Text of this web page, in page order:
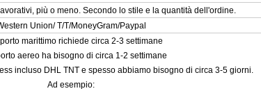
più o meno. Secondo lo stile e la quantità dell'ordine.
Union/ T/T/MoneyGram/Paypal
marittimo richiede circa 2-3 settimane
aereo ha bisogno di circa 1-2 settimane
incluso DHL TNT e spesso abbiamo bisogno di circa 3-5 giorni.
Ad esempio: